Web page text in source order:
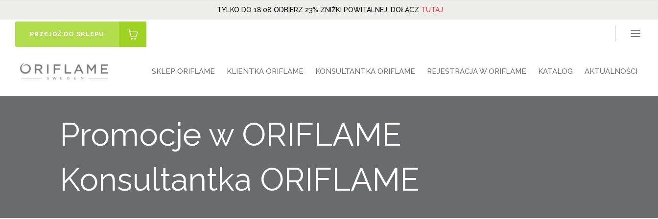
TYLKO DO 18.08 ODBIERZ 23% ZNIŻKI POWITALNEJ. DOŁĄCZ TUTAJ
PRZEJDŹ DO SKLEPU
SKLEP ORIFLAME KLIENTKA ORIFLAME KONSULTANTKA ORIFLAME REJESTRACJA W ORIFLAME KATALOG AKTUALNOŚCI
Promocje w ORIFLAME
Konsultantka ORIFLAME